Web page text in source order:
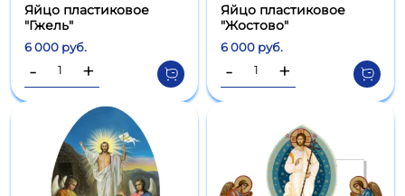
Яйцо пластиковое
"Гжель"
6 000 руб.
- +
Яйцо пластиковое
"Жостово"
6 000 руб.
- +